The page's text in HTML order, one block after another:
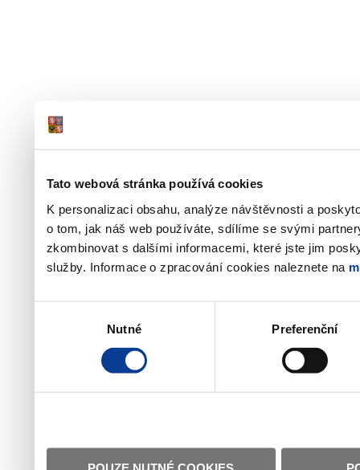
Tato webová stránka používá cookies
K personalizaci obsahu, analýze návštěvnosti a
o tom, jak náš web používáte, sdílíme se svými
zkombinovat s dalšími informacemi, které jste jim
služby. Informace o zpracování cookies naleznete na
Nutné Preferenční